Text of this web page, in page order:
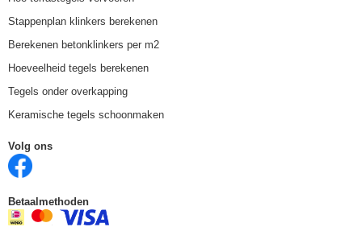
Stappenplan klinkers berekenen
Berekenen betonklinkers per m2
Hoeveelheid tegels berekenen
Tegels onder overkapping
Keramische tegels schoonmaken
Volg ons
Betaalmethoden